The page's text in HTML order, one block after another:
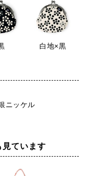
白地×黒
ニッケル
ています